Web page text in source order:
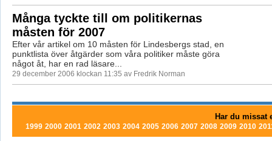
Många tyckte till om politikernas
måsten för 2007
Efter vår artikel om 10 måsten för Lindesbergs stad, en
punktlista över åtgärder som våra politiker måste göra
något åt, har en rad läsare...
29 december 2006 klockan 11:35 av Fredrik Norman
Har du missat
1999 2000 2001 2002 2003 2004 2005 2006 2007 2008 2009 2010